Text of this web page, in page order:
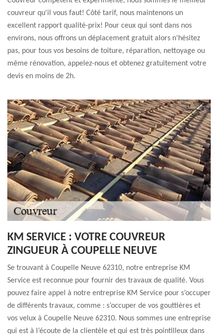
couvreur qu'il vous faut! Côté tarif, nous maintenons un
excellent rapport qualité-prix! Pour ceux qui sont dans nos
environs, nous offrons un déplacement gratuit alors n'hésitez
pas, pour tous vos besoins de toiture, réparation, nettoyage ou
même rénovation, appelez-nous et obtenez gratuitement votre
devis en moins de 2h.
KM SERVICE : VOTRE COUVREUR
ZINGUEUR À COUPELLE NEUVE
Se trouvant à Coupelle Neuve 62310, notre entreprise KM
Service est reconnue pour fournir des travaux de qualité. Vous
pouvez faire appel à notre entreprise KM Service pour s’occuper
de différents travaux, comme : s’occuper de vos gouttières et
vos velux à Coupelle Neuve 62310. Nous sommes une entreprise
qui est à l’écoute de la clientèle et qui est très pointilleux dans